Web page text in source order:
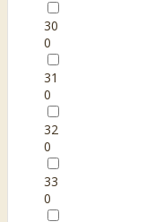
30
0
31
0
32
0
33
0